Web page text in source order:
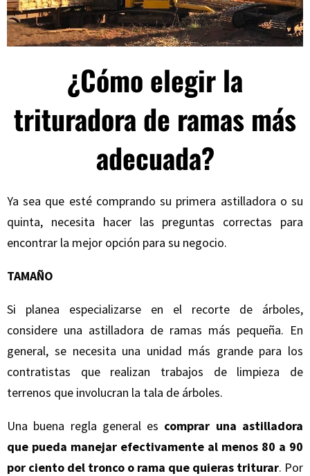
¿Cómo elegir la
trituradora de ramas más
adecuada?
Ya sea que esté comprando su primera astilladora o su
quinta, necesita hacer las preguntas correctas para
encontrar la mejor opción para su negocio.
TAMAÑO
Si planea especializarse en el recorte de árboles,
considere una astilladora de ramas más pequeña. En
general, se necesita una unidad más grande para los
contratistas que realizan trabajos de limpieza de
terrenos que involucran la tala de árboles.
Una buena regla general es comprar una astilladora
que pueda manejar efectivamente al menos 80 a 90
por ciento del tronco o rama que quieras triturar. Por